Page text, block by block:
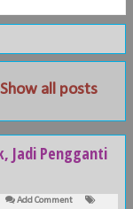
Show all posts
Jadi Pengganti
Add Comment